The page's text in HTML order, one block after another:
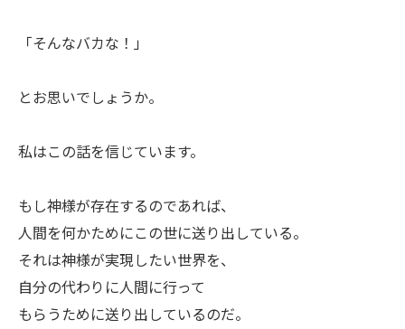
ㅤ「そんなバカな！」
とお思いでしょうか。
ㅤ私はこの話を信じています。
ㅤもし神様が存在するのであれば、
人間を何かためにこの世に送り出している。
それは神様が実現したい世界を、
自分の代わりに人間に行って
もらうために送り出しているのだ。